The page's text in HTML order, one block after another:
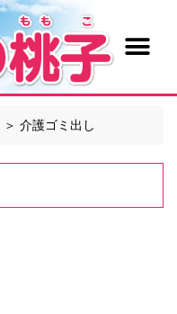
＞ 介護ゴミ出し